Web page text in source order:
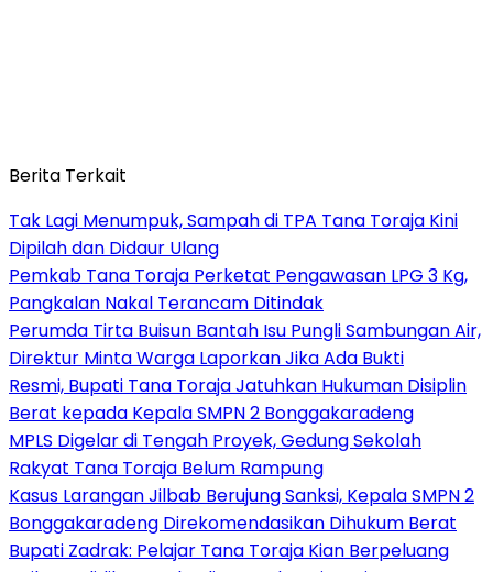
Berita Terkait
Tak Lagi Menumpuk, Sampah di TPA Tana Toraja Kini
Dipilah dan Didaur Ulang
Pemkab Tana Toraja Perketat Pengawasan LPG 3 Kg,
Pangkalan Nakal Terancam Ditindak
Perumda Tirta Buisun Bantah Isu Pungli Sambungan Air,
Direktur Minta Warga Laporkan Jika Ada Bukti
Resmi, Bupati Tana Toraja Jatuhkan Hukuman Disiplin
Berat kepada Kepala SMPN 2 Bonggakaradeng
MPLS Digelar di Tengah Proyek, Gedung Sekolah
Rakyat Tana Toraja Belum Rampung
Kasus Larangan Jilbab Berujung Sanksi, Kepala SMPN 2
Bonggakaradeng Direkomendasikan Dihukum Berat
Bupati Zadrak: Pelajar Tana Toraja Kian Berpeluang